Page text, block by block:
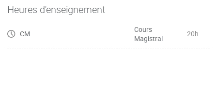
Heures d'enseignement
CM
Cours
Magistral
20h